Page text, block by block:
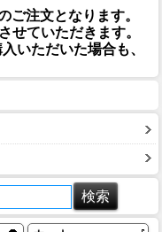
ご注文となります。
せていただきます。
いただいた場合も、